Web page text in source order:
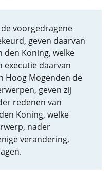
voorgedragene
geven daarvan
den Koning, welke
executie daarvan
Hoog Mogenden de
geven zij
redenen van
Koning, welke
nader
verandering,